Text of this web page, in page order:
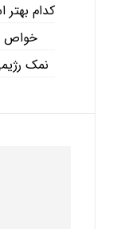
کدام
خواص
نمک